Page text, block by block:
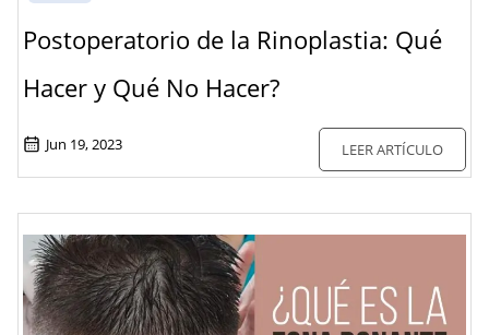
Postoperatorio de la Rinoplastia: Qué
Hacer y Qué No Hacer?
Jun 19, 2023 LEER ARTÍCULO